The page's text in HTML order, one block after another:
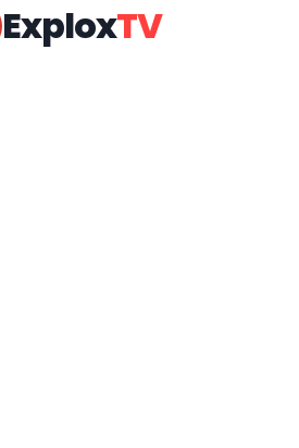
ExploxTV